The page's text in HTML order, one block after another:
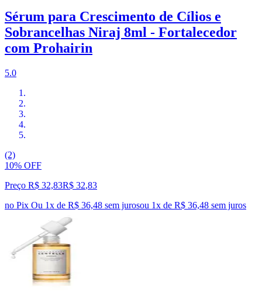
Sérum para Crescimento de Cílios e
Sobrancelhas Niraj 8ml - Fortalecedor
com Prohairin
5.0
(2)
10% OFF
Preço R$ 32,83R$ 32,83
no Pix Ou 1x de R$ 36,48 sem jurosou 1x de R$ 36,48 sem juros